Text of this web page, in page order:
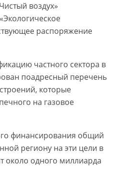
воздух»
распоряжение
частного сектора в
поадресный перечень
которые
на газовое
финансирования общий
региону на эти цели в
около одного миллиарда